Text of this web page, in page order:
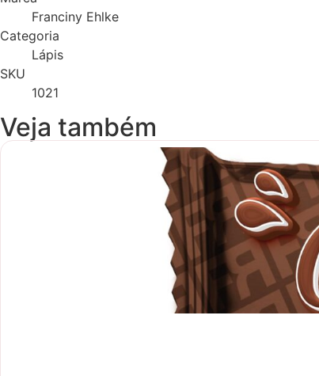
Franciny Ehlke
Categoria
Lápis
SKU
1021
Veja também